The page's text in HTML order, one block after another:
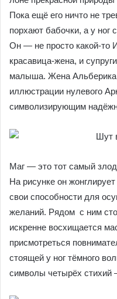
примера рассмотрим
Шут в Таро Эльфов — это
на лоне прекрасной
негой. Пока ещё его
трава, порхают бабочки,
верный пёс. Он — не
у него есть красавица-
появления на свет
Эллиль стоит на
Маг — это тот самый
На рисунке он
использовать свои
собственных желаний.
мальчик, который